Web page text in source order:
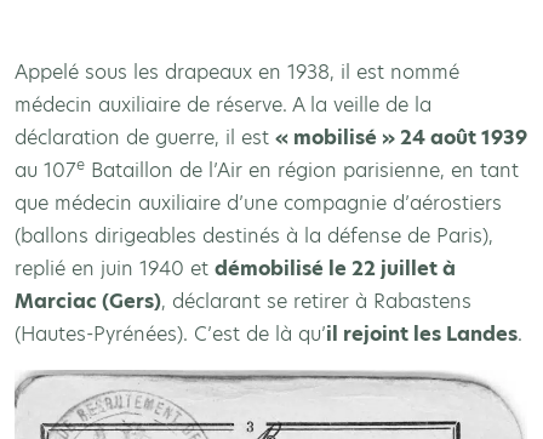
Appelé sous les drapeaux en 1938, il est nommé
médecin auxiliaire de réserve. A la veille de la
déclaration de guerre, il est « mobilisé » 24 août 1939
au 107e Bataillon de l’Air en région parisienne, en tant
que médecin auxiliaire d’une compagnie d’aérostiers
(ballons dirigeables destinés à la défense de Paris),
replié en juin 1940 et démobilisé le 22 juillet à
Marciac (Gers), déclarant se retirer à Rabastens
(Hautes-Pyrénées). C’est de là qu’il rejoint les Landes.